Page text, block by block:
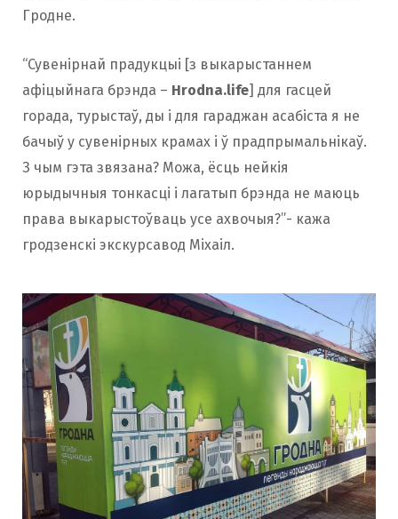
Гродне.
“Сувенірнай прадукцыі [з выкарыстаннем
афіцыйнага брэнда – Hrodna.life] для гасцей
горада, турыстаў, ды і для гараджан асабіста я не
бачыў у сувенірных крамах і ў прадпрымальнікаў.
З чым гэта звязана? Можа, ёсць нейкія
юрыдычныя тонкасці і лагатып брэнда не маюць
права выкарыстоўваць усе ахвочыя?”- кажа
гродзенскі экскурсавод Міхаіл.